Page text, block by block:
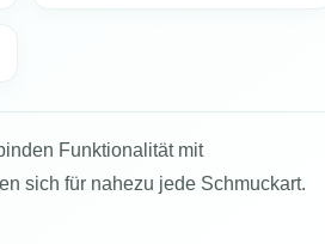
Funktionalität mit
sich für nahezu jede Schmuckart.